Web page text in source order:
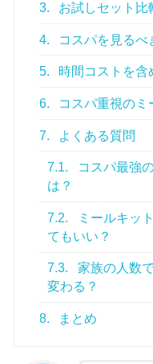
3. お試しセット比
4. コスパを見るべ
5. 時間コストを含
6. コスパ重視の
7. よくある質問
7.1.
コスパ最強
は？
7.2.
ミールキッ
てもいい？
7.3.
家族の人数
変わる？
8. まとめ